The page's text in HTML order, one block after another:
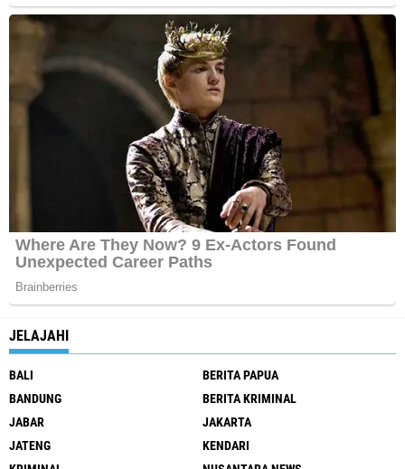
JELAJAHI
BALI
BERITA PAPUA
BANDUNG
BERITA KRIMINAL
JABAR
JAKARTA
JATENG
KENDARI